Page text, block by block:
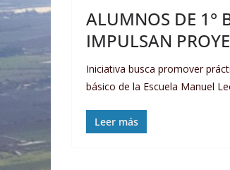
ALUMNOS DE 1°
IMPULSAN
Iniciativa busca promover
básico de la Escuela Manuel
Leer más